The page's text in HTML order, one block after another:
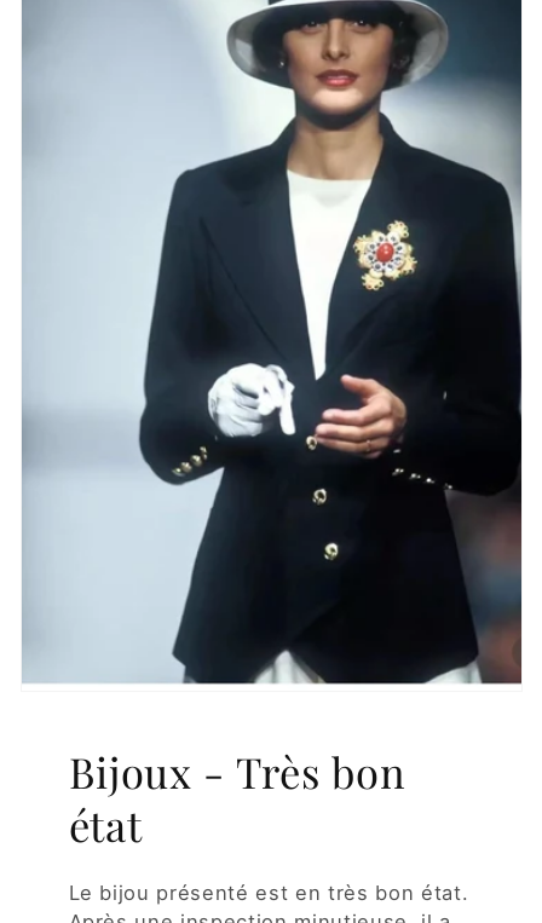
Bijoux - Très bon
état
Le bijou présenté est en très bon état.